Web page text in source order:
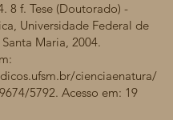
8 f. Tese (Doutorado) -
Universidade Federal de
Maria, 2004.
cienciaenatura/
5792. Acesso em: 19